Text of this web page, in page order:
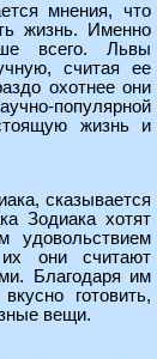
мнения, что
жизнь. Именно
всего. Львы
считая ее
охотнее они
популярной
жизнь и
сказывается
Зодиака хотят
удовольствием
они считают
Благодаря им
готовить,
вещи.